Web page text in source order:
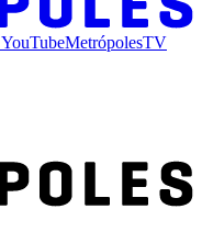
YouTubeMetrópolesTV